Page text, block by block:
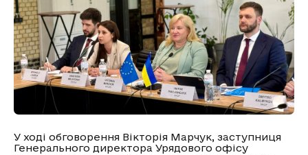
У ході обговорення Вікторія Марчук, заступниця
Генерального директора Урядового офісу